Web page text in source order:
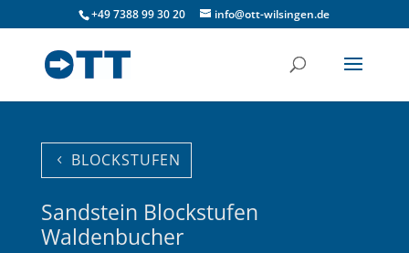
+49 7388 99 30 20 info@ott-wilsingen.de
BLOCKSTUFEN
Sandstein Blockstufen
Waldenbucher